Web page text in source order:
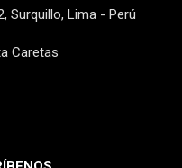
Surquillo, Lima - Perú
Caretas